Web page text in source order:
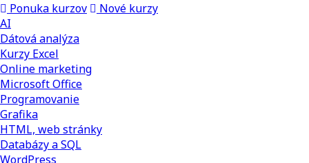
Ponuka kurzov
Nové kurzy
AI
Dátová analýza
Kurzy Excel
Online marketing
Microsoft Office
Programovanie
Grafika
HTML, web stránky
Databázy a SQL
WordPress